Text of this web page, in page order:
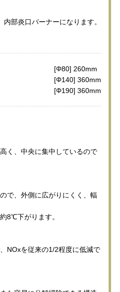
部炎口バーナーになります。
[Φ80] 260mm
[Φ140] 360mm
[Φ190] 360mm
く、中央に集中しているので
で、外側に広がりにくく、輻
8℃下がります。
NOxを従来の1/2程度に低減で